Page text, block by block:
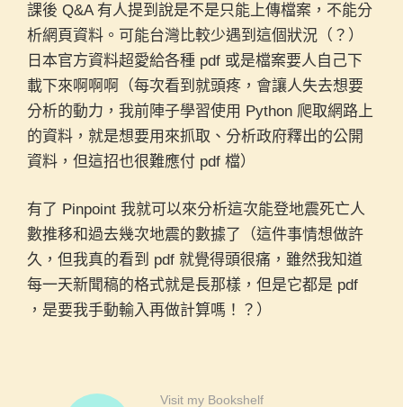
課後 Q&A 有人提到說是不是只能上傳檔案，不能分
析網頁資料。可能台灣比較少遇到這個狀況（？）
日本官方資料超愛給各種 pdf 或是檔案要人自己下
載下來啊啊啊（每次看到就頭疼，會讓人失去想要
分析的動力，我前陣子學習使用 Python 爬取網路上
的資料，就是想要用來抓取、分析政府釋出的公開
資料，但這招也很難應付 pdf 檔）
有了 Pinpoint 我就可以來分析這次能登地震死亡人
數推移和過去幾次地震的數據了（這件事情想做許
久，但我真的看到 pdf 就覺得頭很痛，雖然我知道
每一天新聞稿的格式就是長那樣，但是它都是 pdf
，是要我手動輸入再做計算嗎！？）